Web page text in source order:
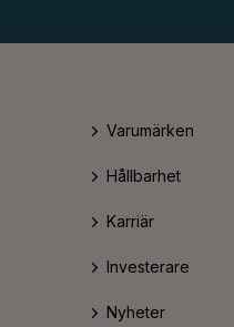
Varumärken
Hållbarhet
Karriär
Investerare
Nyheter